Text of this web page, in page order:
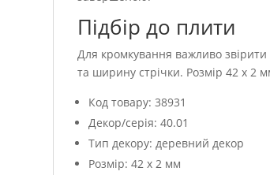
Підбір до плити
Для кромкування важливо
та ширину стрічки. Розмір 42 x 2
Код товару: 38931
Декор/серія: 40.01
Тип декору: деревний декор
Розмір: 42 x 2 мм